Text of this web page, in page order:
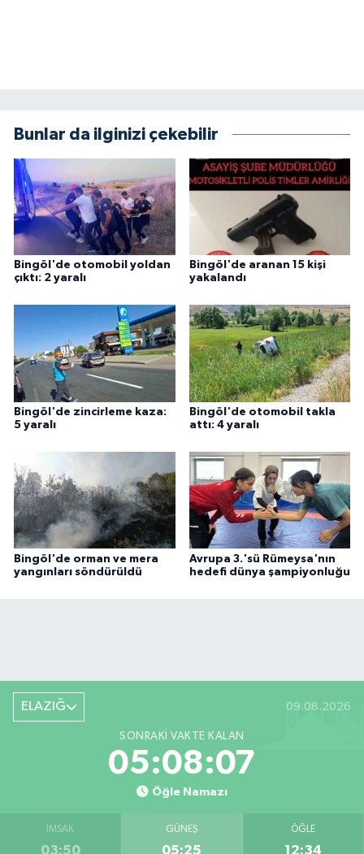
Bunlar da ilginizi çekebilir
Bingöl'de otomobil yoldan
çıktı: 2 yaralı
Bingöl'de aranan 15 kişi
yakalandı
Bingöl'de zincirleme kaza:
5 yaralı
Bingöl'de otomobil takla
attı: 4 yaralı
Bingöl'de orman ve mera
yangınları söndürüldü
Avrupa 3.'sü Rümeysa'nın
hedefi dünya şampiyonluğu
ELAZIĞ 09.08.2026
SONRAKI VAKTE KALAN
05:08:06
Öğle Namazı
İMSAK
03:50
GÜNEŞ
05:25
ÖĞLE
12:34